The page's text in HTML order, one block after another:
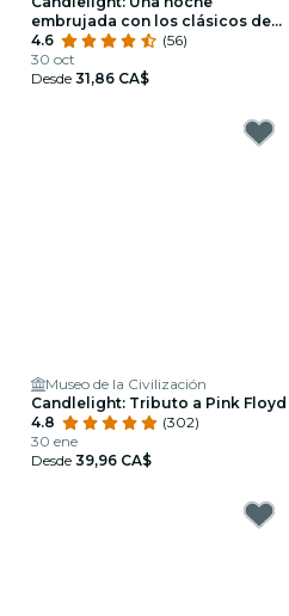
embrujada con los clásicos de
Halloween
4.6
(56)
30 oct
Desde 31,86 CA$
Museo de la Civilización
Candlelight: Tributo a Pink Floyd
4.8
(302)
30 ene
Desde 39,96 CA$